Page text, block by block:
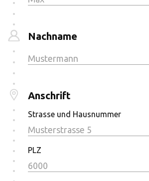
Nachname
Anschrift
Strasse und Hausnummer
PLZ